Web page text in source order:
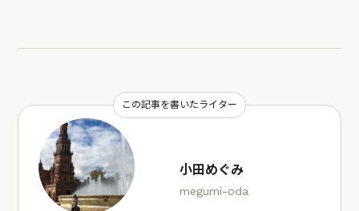
この記事を書いたライター
小田めぐみ
megumi-oda